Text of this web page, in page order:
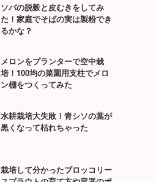
ソバの脱穀と皮むきをしてみ
た！家庭でそばの実は製粉でき
るかな？
メロンをプランターで空中栽
培！100均の菜園用支柱でメロ
ン棚をつくってみた
水耕栽培大失敗！青シソの葉が
黒くなって枯れちゃった
栽培して分かったブロッコリー